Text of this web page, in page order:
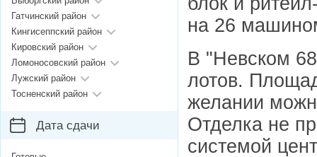
на 26
В "Невском
лотов.
желании
Отделка не
системой
Гатчинский район
Кингисеппский район
Кировский район
Ломоносовский район
Лужский район
Тосненский район
Дата сдачи